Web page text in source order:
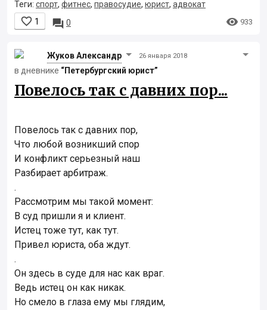
Теги: спорт, фитнес, правосудие, юрист, адвокат
 1  0  933
Жуков Александр 26 января 2018
в дневнике “Петербургский юрист”
Повелось так с давних пор...
Повелось так с давних пор,
Что любой возникший спор
И конфликт серьезный наш
Разбирает арбитраж.
.
Рассмотрим мы такой момент:
В суд пришли я и клиент.
Истец тоже тут, как тут.
Привел юриста, оба ждут.
.
Он здесь в суде для нас как враг.
Ведь истец он как никак.
Но смело в глаза ему мы глядим,